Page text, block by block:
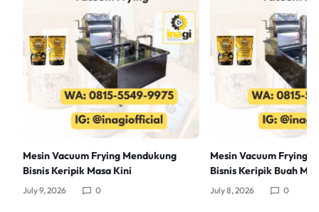
Mesin Vacuum Frying Mendukung
Bisnis Keripik Masa Kini
July 9, 2026 0
Mesin Vacuum Frying
Bisnis Keripik Buah
July 8, 2026 0